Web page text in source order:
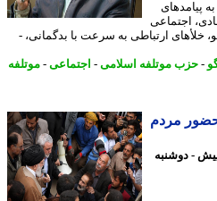
اجتماعی
ارتباطی به سرعت با بدگمانی، -
موتلفه اسلامی-اجتماعی-موتلفه
مردم
- دوشنبه